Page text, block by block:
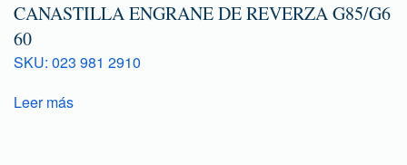
CANASTILLA ENGRANE DE REVERZA G85/G6
60
SKU: 023 981 2910
Leer más